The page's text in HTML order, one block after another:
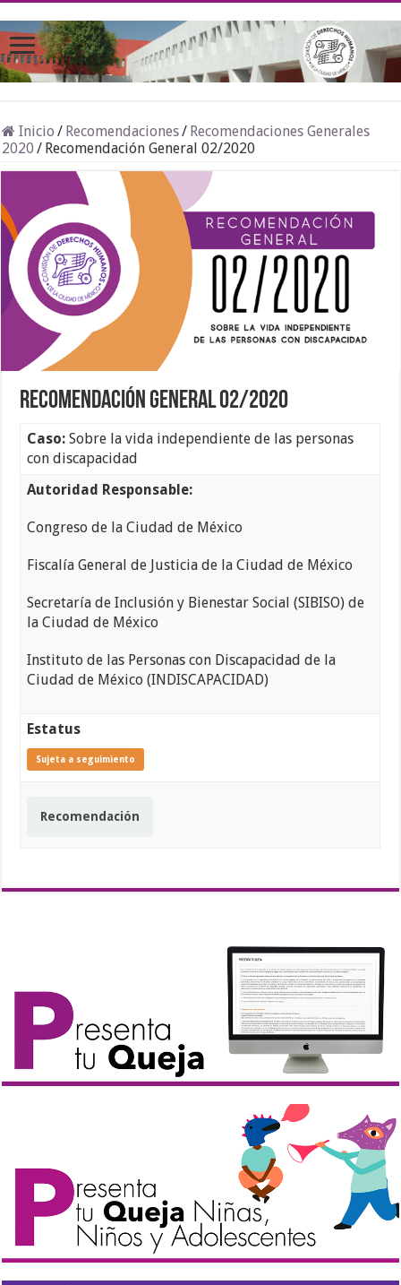
Inicio / Recomendaciones/ Recomendaciones Generales
2020 / Recomendación General 02/2020
Recomendación General 02/2020
Caso: Sobre la vida independiente de las personas
con discapacidad
Autoridad Responsable:
Congreso de la Ciudad de México
Fiscalía General de Justicia de la Ciudad de México
Secretaría de Inclusión y Bienestar Social (SIBISO) de
la Ciudad de México
Instituto de las Personas con Discapacidad de la
Ciudad de México (INDISCAPACIDAD)
Estatus
Sujeta a seguimiento
Recomendación